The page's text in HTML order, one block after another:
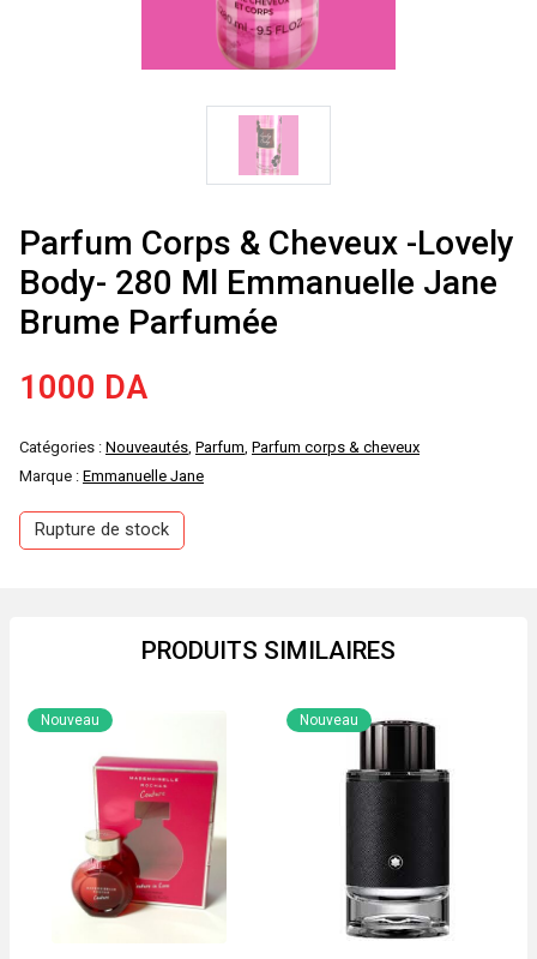
Parfum Corps & Cheveux -Lovely
Body- 280 Ml Emmanuelle Jane
Brume Parfumée
1000 DA
Catégories : Nouveautés, Parfum, Parfum corps & cheveux
Marque : Emmanuelle Jane
Rupture de stock
PRODUITS SIMILAIRES
Nouveau Nouveau